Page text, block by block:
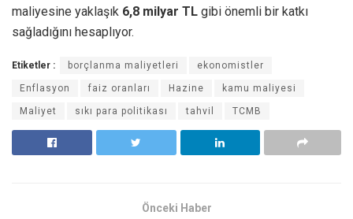
maliyesine yaklaşık 6,8 milyar TL gibi önemli bir katkı
sağladığını hesaplıyor.
Etiketler : borçlanma maliyetleri ekonomistler
Enflasyon faiz oranları Hazine kamu maliyesi
Maliyet sıkı para politikası tahvil TCMB
Önceki Haber